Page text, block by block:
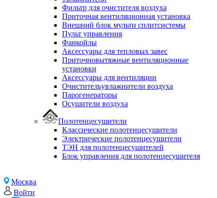
Фильтр для очистителя воздуха
Приточная вентиляционная установка
Внешний блок мульти сплитсистемы
Пульт управления
Фанкойлы
Аксессуары для тепловых завес
Приточновытяжные вентиляционные
установки
Аксессуары для вентиляции
Очистительувлажнители воздуха
Парогенераторы
Осушители воздуха
Полотенцесушители
Классические полотенцесушители
Электрические полотенцесушители
ТЭН для полотенцесушителей
Блок управления для полотенцесушителя
Москва
Войти